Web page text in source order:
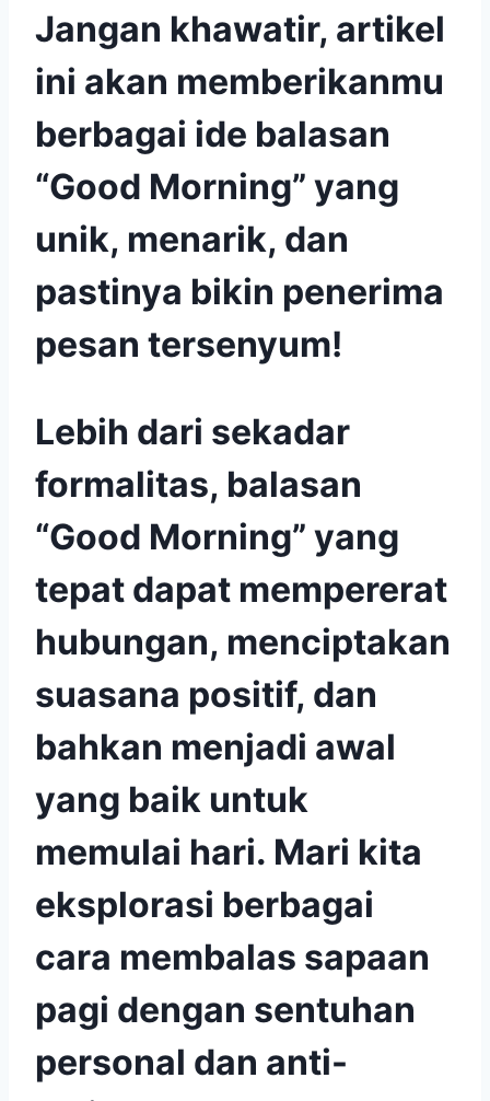
Jangan khawatir, artikel
ini akan memberikanmu
berbagai ide balasan
“Good Morning” yang
unik, menarik, dan
pastinya bikin penerima
pesan tersenyum!
Lebih dari sekadar
formalitas, balasan
“Good Morning” yang
tepat dapat mempererat
hubungan, menciptakan
suasana positif, dan
bahkan menjadi awal
yang baik untuk
memulai hari. Mari kita
eksplorasi berbagai
cara membalas sapaan
pagi dengan sentuhan
personal dan anti-